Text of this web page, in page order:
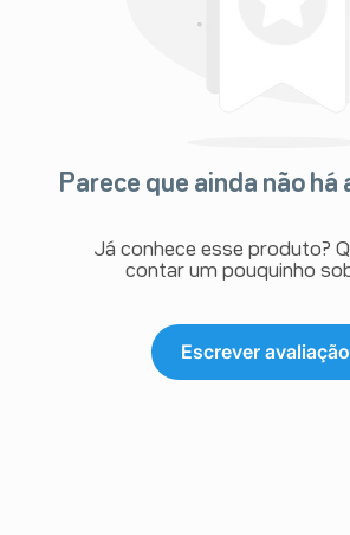
Parece que ainda não há
Já conhece esse produto?
contar um pouquinho
Escrever avaliação